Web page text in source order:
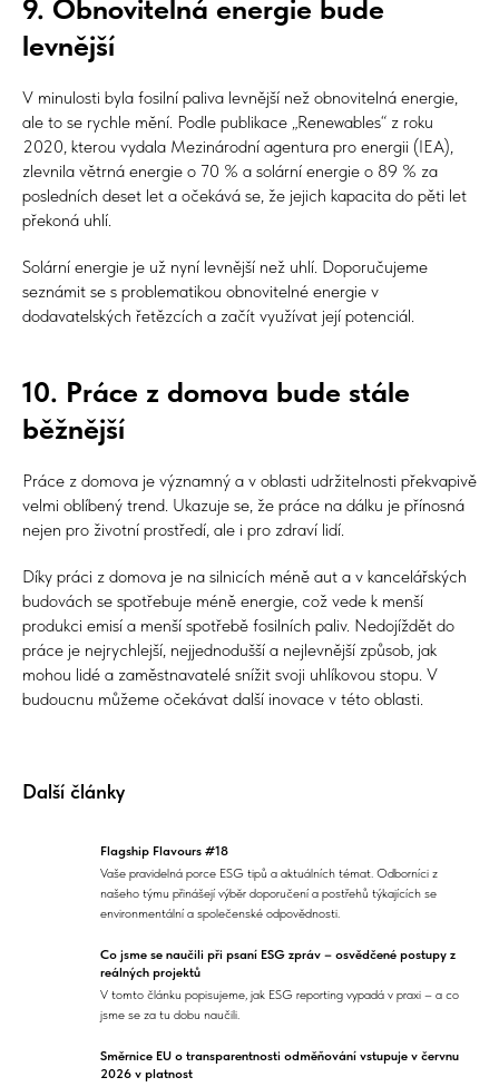
9. Obnovitelná energie bude
levnější
V minulosti byla fosilní paliva levnější než obnovitelná energie,
ale to se rychle mění. Podle publikace „Renewables“ z roku
2020, kterou vydala Mezinárodní agentura pro energii (IEA),
zlevnila větrná energie o 70 % a solární energie o 89 % za
posledních deset let a očekává se, že jejich kapacita do pěti let
překoná uhlí.
Solární energie je už nyní levnější než uhlí. Doporučujeme
seznámit se s problematikou obnovitelné energie v
dodavatelských řetězcích a začít využívat její potenciál.
10. Práce z domova bude stále
běžnější
Práce z domova je významný a v oblasti udržitelnosti překvapivě
velmi oblíbený trend. Ukazuje se, že práce na dálku je přínosná
nejen pro životní prostředí, ale i pro zdraví lidí.
Díky práci z domova je na silnicích méně aut a v kancelářských
budovách se spotřebuje méně energie, což vede k menší
produkci emisí a menší spotřebě fosilních paliv. Nedojíždět do
práce je nejrychlejší, nejjednodušší a nejlevnější způsob, jak
mohou lidé a zaměstnavatelé snížit svoji uhlíkovou stopu. V
budoucnu můžeme očekávat další inovace v této oblasti.
Další články
Flagship Flavours #18
Vaše pravidelná porce ESG tipů a aktuálních témat. Odborníci z
našeho týmu přinášejí výběr doporučení a postřehů týkajících se
environmentální a společenské odpovědnosti.
Co jsme se naučili při psaní ESG zpráv – osvědčené postupy z
reálných projektů
V tomto článku popisujeme, jak ESG reporting vypadá v praxi – a co
jsme se za tu dobu naučili.
Směrnice EU o transparentnosti odměňování vstupuje v červnu
2026 v platnost